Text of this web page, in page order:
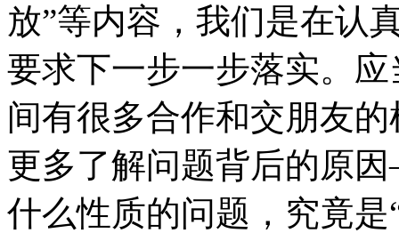
放”等内容，我们是在认
要求下一步一步落实。
间有很多合作和交朋友
更多了解问题背后的原
什么性质的问题，究竟是